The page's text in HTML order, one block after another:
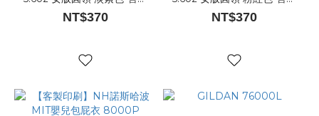
為止
NT$370
為止
NT$370